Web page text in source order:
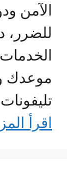
الآمن
للضرر،
موعدك
اقرأ